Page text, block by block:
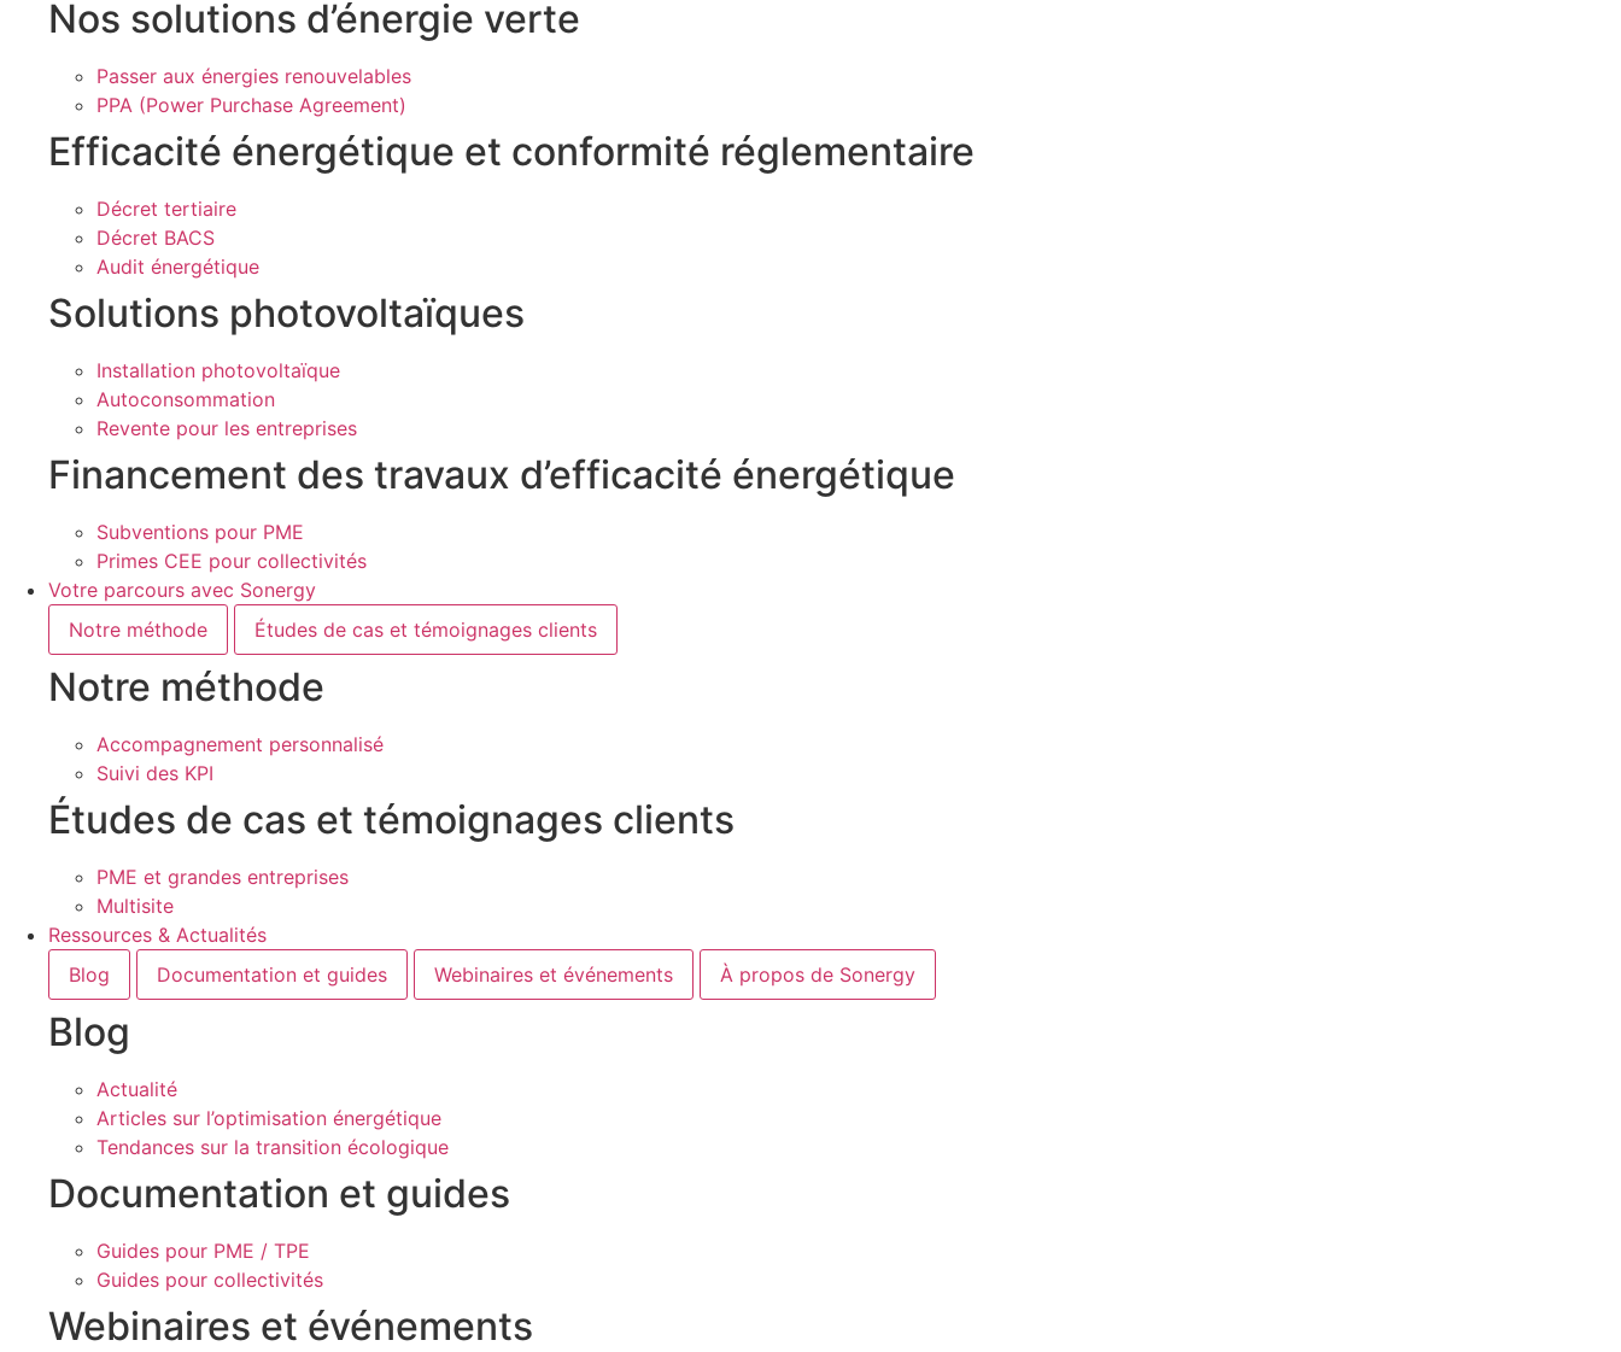
Nos solutions d’énergie verte
Passer aux énergies renouvelables
PPA (Power Purchase Agreement)
Efficacité énergétique et conformité réglementaire
Décret tertiaire
Décret BACS
Audit énergétique
Solutions photovoltaïques
Installation photovoltaïque
Autoconsommation
Revente pour les entreprises
Financement des travaux d’efficacité énergétique
Subventions pour PME
Primes CEE pour collectivités
Votre parcours avec Sonergy
Notre méthode
Études de cas et témoignages clients
Notre méthode
Accompagnement personnalisé
Suivi des KPI
Études de cas et témoignages clients
PME et grandes entreprises
Multisite
Ressources & Actualités
Blog
Documentation et guides Webinaires et événements À propos de Sonergy
Blog
Actualité
Articles sur l’optimisation énergétique
Tendances sur la transition écologique
Documentation et guides
Guides pour PME / TPE
Guides pour collectivités
Webinaires et événements